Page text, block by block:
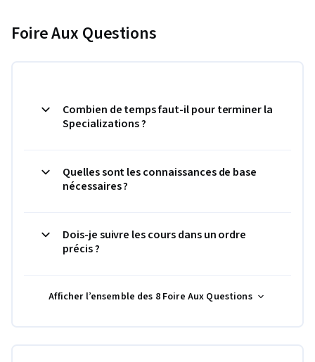
Foire Aux Questions
Combien de temps faut-il pour terminer la
Specializations ?
Quelles sont les connaissances de base
nécessaires ?
Dois-je suivre les cours dans un ordre
précis ?
Afficher l’ensemble des 8 Foire Aux Questions